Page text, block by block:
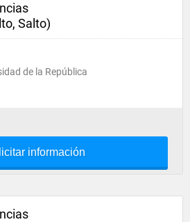
Salto)
de la República
información